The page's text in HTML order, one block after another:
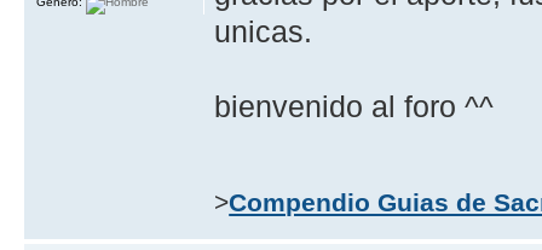
unicas.
bienvenido al foro ^^
>Compendio Guias de